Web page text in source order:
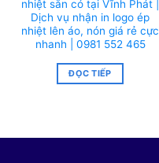
nhiệt sẵn có tại Vĩnh Phát |
Dịch vụ nhận in logo ép
nhiệt lên áo, nón giá rẻ cực
nhanh | 0981 552 465
ĐỌC TIẾP